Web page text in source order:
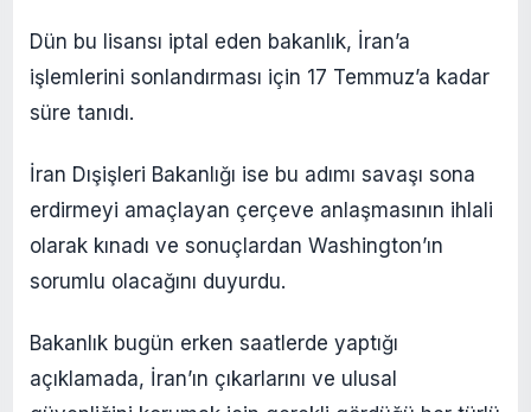
Dün bu lisansı iptal eden bakanlık, İran’a
işlemlerini sonlandırması için 17 Temmuz’a kadar
süre tanıdı.
İran Dışişleri Bakanlığı ise bu adımı savaşı sona
erdirmeyi amaçlayan çerçeve anlaşmasının ihlali
olarak kınadı ve sonuçlardan Washington’ın
sorumlu olacağını duyurdu.
Bakanlık bugün erken saatlerde yaptığı
açıklamada, İran’ın çıkarlarını ve ulusal